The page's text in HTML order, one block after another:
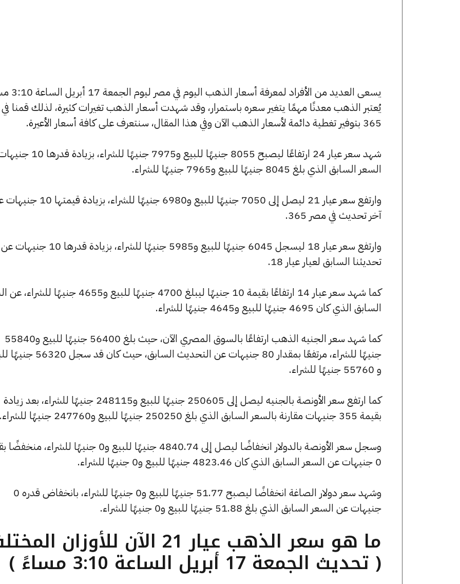
يسعى العديد من الأفراد
يُعتبر الذهب معدنًا مهمًا يتغير سعره باستمرار، وقد شهدت أسعار الذهب تغيرات كثيرة، لذلك قمنا
365 بتوفير تغطية دائمة لأسعار الذهب الآن وفي هذا المقال، سنتعرف على كافة أسعار الأعيرة.
شهد سعر عيار 24 ارتفاعًا ليصبح 8055 جنيهًا للبيع و7975
السعر السابق الذي بلغ 8045 جنيهًا للبيع و7965 جنيهًا للشراء.
وارتفع سعر عيار 21 ليصل إلى 7050 جنيهًا للبيع و6980 جنيهًا للشراء،
آخر تحديث في مصر 365.
وارتفع سعر عيار 18 ليسجل 6045 جنيهًا للبيع و5985 جنيهًا للشراء، بزيادة قدرها 10 جنيهات عن
تحديثنا السابق لعيار عيار 18.
كما شهد سعر عيار 14 ارتفاعًا بقيمة 10 جنيهًا ليبلغ 4700 جنيهًا للبيع و4655
السابق الذي كان 4695 جنيهًا للبيع و4645 جنيهًا للشراء.
كما شهد سعر الجنيه الذهب ارتفاعًا بالسوق المصري الآن، حيث بلغ 56400 جنيهًا للبيع و55840
جنيهًا للشراء، مرتفعًا بمقدار 80 جنيهات عن التحديث السابق،
و 55760 جنيهًا للشراء.
كما ارتفع سعر الأونصة بالجنيه ليصل إلى 250605 جنيهًا للبيع و248115 جنيهًا للشراء، بعد زيادة
بقيمة 355 جنيهات مقارنة بالسعر السابق الذي بلغ 250250 جنيهًا للبيع و247760 جنيهًا للشراء.
وسجل سعر الأونصة بالدولار انخفاضًا ليصل إلى 4840.74 جنيهًا للبيع و0 جنيهًا
0 جنيهات عن السعر السابق الذي كان 4823.46 جنيهًا للبيع و0 جنيهًا للشراء.
وشهد سعر دولار الصاغة انخفاضًا ليصبح 51.77 جنيهًا للبيع و0 جنيهًا للشراء، بانخفاض قدره 0
جنيهات عن السعر السابق الذي بلغ 51.88 جنيهًا للبيع و0 جنيهًا للشراء.
ما هو سعر الذهب عيار 21 الآن للأوزان
( تحديث الجمعة 17 أبريل الساعة 3:10 مساءً )